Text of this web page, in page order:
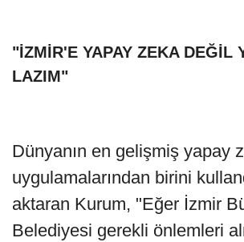
"İZMİR'E YAPAY ZEKA DEĞİL
LAZIM"
Dünyanın en gelişmiş yapay
uygulamalarından birini
aktaran Kurum, "Eğer İzmir
Belediyesi gerekli önlemleri